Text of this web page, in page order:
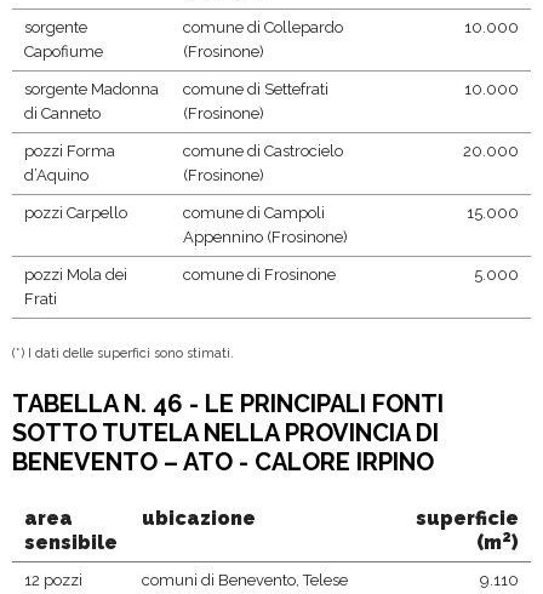
sorgente
Capofiume
comune di Collepardo
(Frosinone)
10.000
sorgente Madonna
di Canneto
comune di Settefrati
(Frosinone)
10.000
pozzi Forma
d’Aquino
comune di Castrocielo
(Frosinone)
20.000
pozzi Carpello
comune di Campoli
Appennino (Frosinone)
15.000
pozzi Mola dei
Frati
comune di Frosinone 5.000
(*) I dati delle superfici sono stimati.
TABELLA N. 46 - LE PRINCIPALI FONTI
SOTTO TUTELA NELLA PROVINCIA DI
BENEVENTO – ATO - CALORE IRPINO
area
sensibile
ubicazione
superficie
(m2)
12 pozzi
comuni di Benevento, Telese
9.110